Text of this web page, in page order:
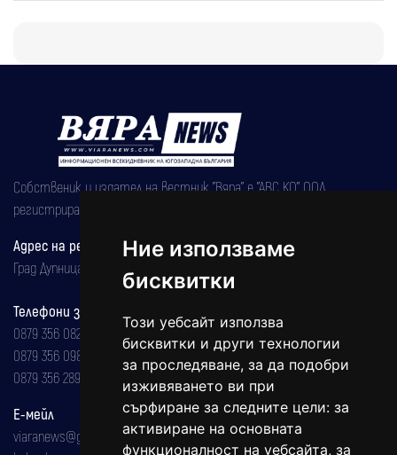
Ние използваме
бисквитки
Този уебсайт използва
бисквитки и други технологии
за проследяване, за да подобри
изживяването ви при
сърфиране за следните цели: за
активиране на основната
функционалност на уебсайта, за
Собственик и издател на вестник "Вяра" е "АВС КО" ООД,
регистрирана на 08.05.2002 година.
Адрес на редакцията
Град Дупница, ул.''Христо Ботев" 43
Телефони за реклама и абонаменти
0879 356 082
0879 356 098
0879 356 289
Е-мейл
viaranews@gmail.com